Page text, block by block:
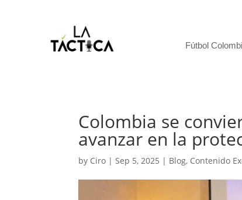
Fútbol
Colombia se
avanzar en la
by Ciro |Sep 5, 2025 | Blog, Contenido